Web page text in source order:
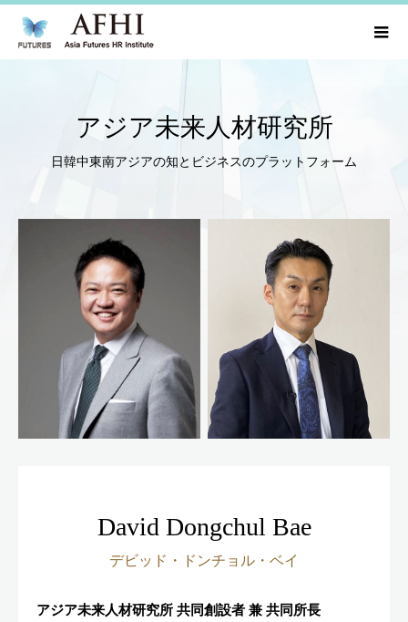
アジア未来人材研究所
日韓中東南アジアの知とビジネスのプラットフォーム
David Dongchul Bae
デビッド・ドンチョル・ベイ
アジア未来人材研究所 共同創設者 兼 共同所長